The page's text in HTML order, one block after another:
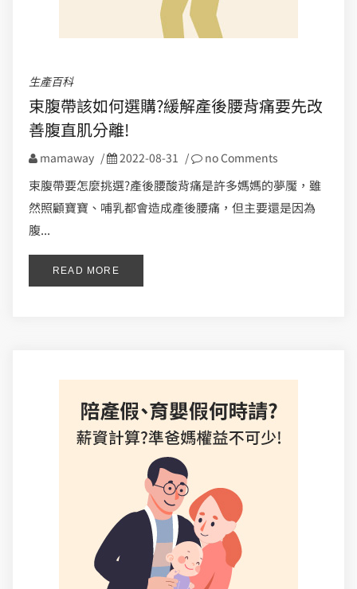
生產百科
束腹帶該如何選購?緩解產後腰背痛要先改
善腹直肌分離!
mamaway / 2022-08-31 / no Comments
束腹帶要怎麼挑選?產後腰酸背痛是許多媽媽的夢魘，雖
然照顧寶寶、哺乳都會造成產後腰痛，但主要還是因為
腹...
READ MORE